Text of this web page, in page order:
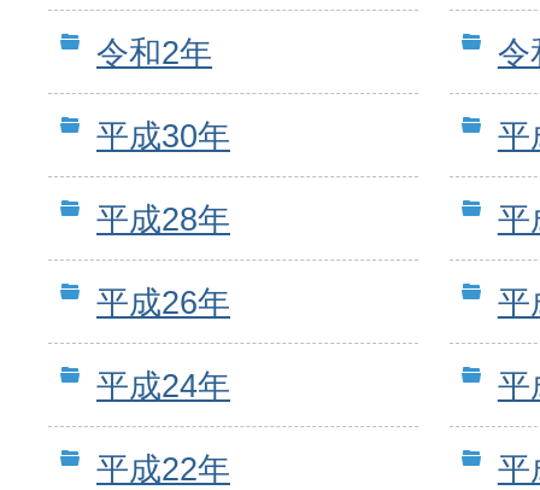
令和2年 令
平成30年 平
平成28年 平
平成26年 平
平成24年 平
平成22年 平